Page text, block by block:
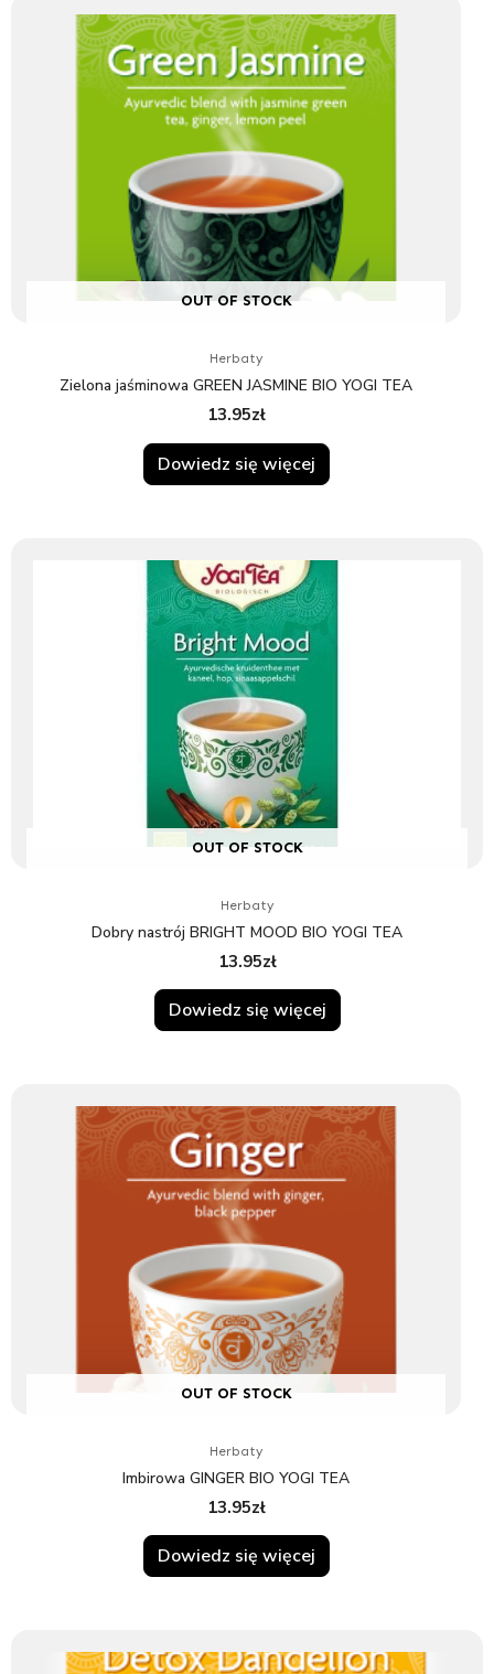
OUT OF STOCK
Herbaty
Zielona jaśminowa GREEN JASMINE BIO YOGI TEA
13.95zł
Dowiedz się więcej
OUT OF STOCK
Herbaty
Dobry nastrój BRIGHT MOOD BIO YOGI TEA
13.95zł
Dowiedz się więcej
OUT OF STOCK
Herbaty
Imbirowa GINGER BIO YOGI TEA
13.95zł
Dowiedz się więcej